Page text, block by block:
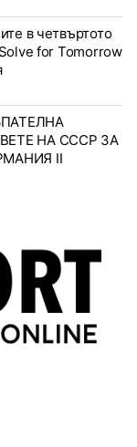
в четвъртото
for Tomorrow
НА СССР ЗА
II